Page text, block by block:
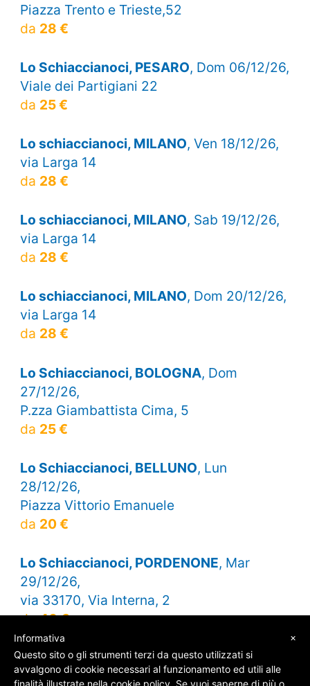
Piazza Trento e Trieste,52
da 28 €
Lo Schiaccianoci, PESARO, Dom 06/12/26,
Viale dei Partigiani 22
da 25 €
Lo schiaccianoci, MILANO, Ven 18/12/26,
via Larga 14
da 28 €
Lo schiaccianoci, MILANO, Sab 19/12/26,
via Larga 14
da 28 €
Lo schiaccianoci, MILANO, Dom 20/12/26,
via Larga 14
da 28 €
Lo Schiaccianoci, BOLOGNA, Dom
27/12/26,
P.zza Giambattista Cima, 5
da 25 €
Lo Schiaccianoci, BELLUNO, Lun
28/12/26,
Piazza Vittorio Emanuele
da 20 €
Lo Schiaccianoci, PORDENONE, Mar
29/12/26,
via 33170, Via Interna, 2
da40 €
×
Informativa
Questo sito o gli strumenti terzi da questo utilizzati si
avvalgono di cookie necessari al funzionamento ed utili alle